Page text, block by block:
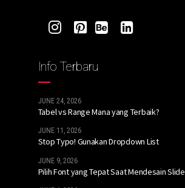
Info Terbaru
JUNE 24, 2026
Tabel vs Range Mana yang Terbaik?
JUNE 11, 2026
Stop Typo! Gunakan Dropdown List
JUNE 9, 2026
Pilih Font yang Tepat Saat Mendesain Slide